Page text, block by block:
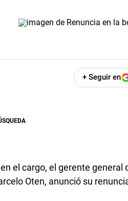
+ Seguir en
el cargo, el gerente general
Oten, anunció su